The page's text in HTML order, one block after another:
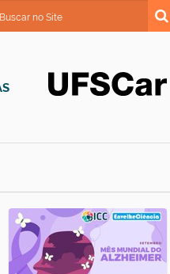
Avançada…